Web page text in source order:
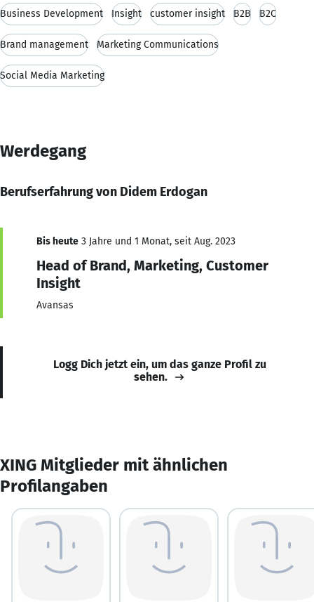
Business Development Insight customer insight B2B B2C
Brand management Marketing Communications
Social Media Marketing
Werdegang
Berufserfahrung von Didem Erdogan
Bis heute 3 Jahre und 1 Monat, seit Aug. 2023
Head of Brand, Marketing, Customer
Insight
Avansas
Logg Dich jetzt ein, um das ganze Profil zu
sehen.
XING Mitglieder mit ähnlichen
Profilangaben